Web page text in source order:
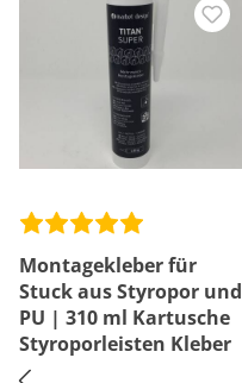
Montagekleber für
Stuck aus Styropor und
PU | 310 ml Kartusche
Styroporleisten Kleber